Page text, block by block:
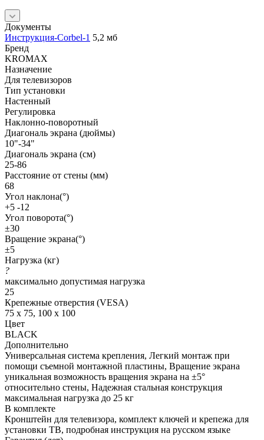
Документы
Инструкция-Corbel-1 5,2 мб
Бренд
KROMAX
Назначение
Для телевизоров
Тип установки
Настенный
Регулировка
Наклонно-поворотный
Диагональ экрана (дюймы)
10"-34"
Диагональ экрана (см)
25-86
Расстояние от стены (мм)
68
Угол наклона(°)
+5 -12
Угол поворота(°)
±30
Вращение экрана(°)
±5
Нагрузка (кг)
?
максимально допустимая нагрузка
25
Крепежные отверстия (VESA)
75 x 75, 100 x 100
Цвет
BLACK
Дополнительно
Универсальная система крепления, Легкий монтаж при
помощи съемной монтажной пластины, Вращение экрана
уникальная возможность вращения экрана на ±5°
относительно стены, Надежная стальная конструкция
максимальная нагрузка до 25 кг
В комплекте
Кронштейн для телевизора, комплект ключей и крепежа для
установки ТВ, подробная инструкция на русском языке